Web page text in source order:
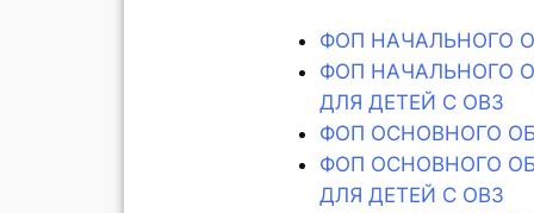
ФОП НАЧАЛЬНОГО
ФОП НАЧАЛЬНОГО
ДЛЯ ДЕТЕЙ С ОВЗ
ФОП ОСНОВНОГО
ФОП ОСНОВНОГО
ДЛЯ ДЕТЕЙ С ОВЗ